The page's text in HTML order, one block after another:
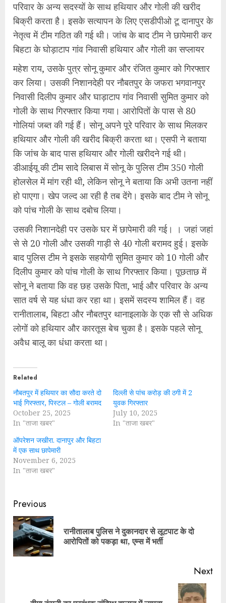
परिवार के अन्य सदस्यों के साथ हथियार और गोली की खरीद
बिक्री करता है। इसके सत्यापन के लिए एसडीपीओ टू दानापुर के
नेतृत्व में टीम गठित की गई थी। जांच के बाद टीम ने छापेमारी कर
बिहटा के घोड़ाटाप गांव निवासी हथियार और गोली का सप्लायर
महेश राय, उसके पुत्र सोनू कुमार और रंजित कुमार को गिरफ्तार
कर लिया। उसकी निशानदेही पर नौबतपुर के जफरा भगवानपुर
निवासी दिलीप कुमार और घाड़ाटाप गांव निवासी सुमित कुमार को
गोली के साथ गिरफ्तार किया गया। आरोपितों के पास से 80
गोलियां जब्त की गई हैं। सोनू अपने पूरे परिवार के साथ मिलकर
हथियार और गोली की खरीद बिक्री करता था। एसपी ने बताया
कि जांच के बाद पास हथियार और गोली खरीदने गई थी।
डीआईयू की टीम सादे लिबास में सोनू के पुलिस टीम 350 गोली
होलसेल में मांग रही थी, लेकिन सोनू ने बताया कि अभी उतना नहीं
हो पाएगा। खेप जल्द आ रही है तब देंगे। इसके बाद टीम ने सोनू
को पांच गोली के साथ दबोच लिया।
उसकी निशानदेही पर उसके घर में छापेमारी की गई। । जहां जहां
से से 20 गोली और उसकी गाड़ी से 40 गोली बरामद हुई। इसके
बाद पुलिस टीम ने इसके सहयोगी सुमित कुमार को 10 गोली और
दिलीप कुमार को पांच गोली के साथ गिरफ्तार किया। पूछताछ में
सोनू ने बताया कि वह छह उसके पिता, भाई और परिवार के अन्य
सात वर्ष से यह धंधा कर रहा था। इसमें सदस्य शामिल हैं। वह
रानीतालाब, बिहटा और नौबतपुर थानाइलाके के एक सौ से अधिक
लोगों को हथियार और कारतूस बेच चुका है। इसके पहले सोनू
अवैध बालू का धंधा करता था।
Related
नौबतपुर में हथियार का सौदा करते दो
भाई गिरफ्तार, पिस्टल – गोली बरामद
October 25, 2025
In "ताजा खबर"
दिल्ली से पांच करोड़ की ठगी में 2
युवक गिरफ्तार
July 10, 2025
In "ताजा खबर"
ऑपरेशन जखीरा. दानापुर और बिहटा
में एक साथ छापेमारी
November 6, 2025
In "ताजा खबर"
Continue
Reading
Previous
रानीतालाब पुलिस ने दुकानदार से लूटपाट के दो
आरोपितों को पकड़ा था, एम्स में भर्ती
Next